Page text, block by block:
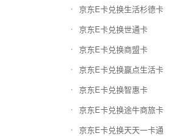
京东E卡兑换生活杉德卡
京东E卡兑换世通卡
京东E卡兑换商盟卡
京东E卡兑换赢点生活卡
京东E卡兑换智惠卡
京东E卡兑换途牛商旅卡
京东E卡兑换天天一卡通